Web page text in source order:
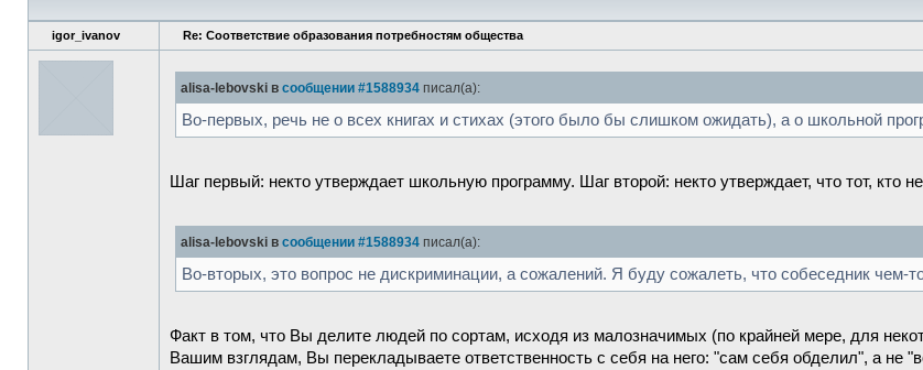
igor_ivanov Re: Соответствие образования потребностям общества
alisa-lebovski в сообщении #1588934 писал(а):
Во-первых, речь не о всех книгах и стихах (этого было бы слишком ожидать), а о школьной
Шаг первый: некто утверждает школьную программу. Шаг второй: некто утверждает, что тот, кто
alisa-lebovski в сообщении #1588934 писал(а):
Во-вторых, это вопрос не дискриминации, а сожалений. Я буду сожалеть, что собеседник чем-
Факт в том, что Вы делите людей по сортам, исходя из малозначимых (по крайней мере, для
Вашим взглядам, Вы перекладываете ответственность с себя на него: "сам себя обделил", а не